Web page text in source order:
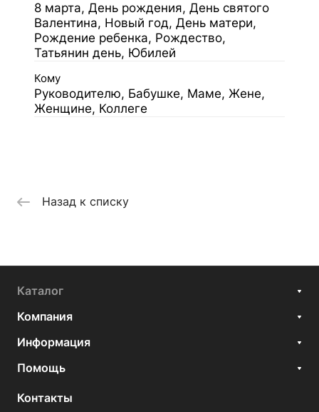
8 марта, День рождения, День святого
Валентина, Новый год, День матери,
Рождение ребенка, Рождество,
Татьянин день, Юбилей
Кому
Руководителю, Бабушке, Маме, Жене,
Женщине, Коллеге
Назад к списку
Каталог
Компания
Информация
Помощь
Контакты